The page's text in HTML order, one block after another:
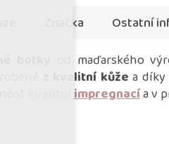
Značka
Ostatní
od maďarského
z kvalitní kůže a
kvalitní impregnacía v